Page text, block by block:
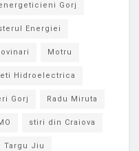
Gorj
Energiei
Motru
Hidroelectrica
Gorj Radu Miruta
stiri din Craiova
Targu Jiu